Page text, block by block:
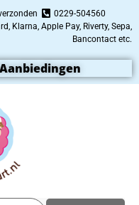
0229-504560
Klarna, Apple Pay, Riverty, Sepa,
Bancontact etc.
Aanbiedingen